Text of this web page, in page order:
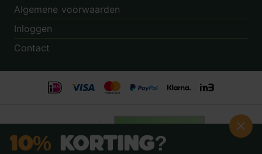
Algemene voorwaarden
Inloggen
Contact
10% Korting?